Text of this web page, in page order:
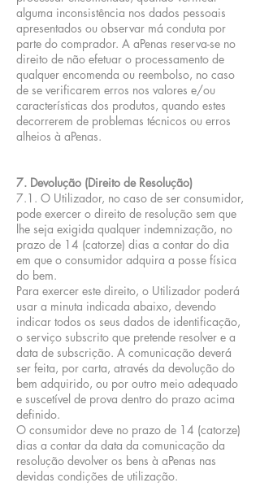
alguma inconsistência nos dados pessoais
apresentados ou observar má conduta por
parte do comprador. A aPenas reserva-se no
direito de não efetuar o processamento de
qualquer encomenda ou reembolso, no caso
de se verificarem erros nos valores e/ou
características dos produtos, quando estes
decorrerem de problemas técnicos ou erros
alheios à aPenas.
7. Devolução (Direito de Resolução)
7.1. O Utilizador, no caso de ser consumidor,
pode exercer o direito de resolução sem que
lhe seja exigida qualquer indemnização, no
prazo de 14 (catorze) dias a contar do dia
em que o consumidor adquira a posse física
do bem.
Para exercer este direito, o Utilizador poderá
usar a minuta indicada abaixo, devendo
indicar todos os seus dados de identificação,
o serviço subscrito que pretende resolver e a
data de subscrição. A comunicação deverá
ser feita, por carta, através da devolução do
bem adquirido, ou por outro meio adequado
e suscetível de prova dentro do prazo acima
definido.
O consumidor deve no prazo de 14 (catorze)
dias a contar da data da comunicação da
resolução devolver os bens à aPenas nas
devidas condições de utilização.